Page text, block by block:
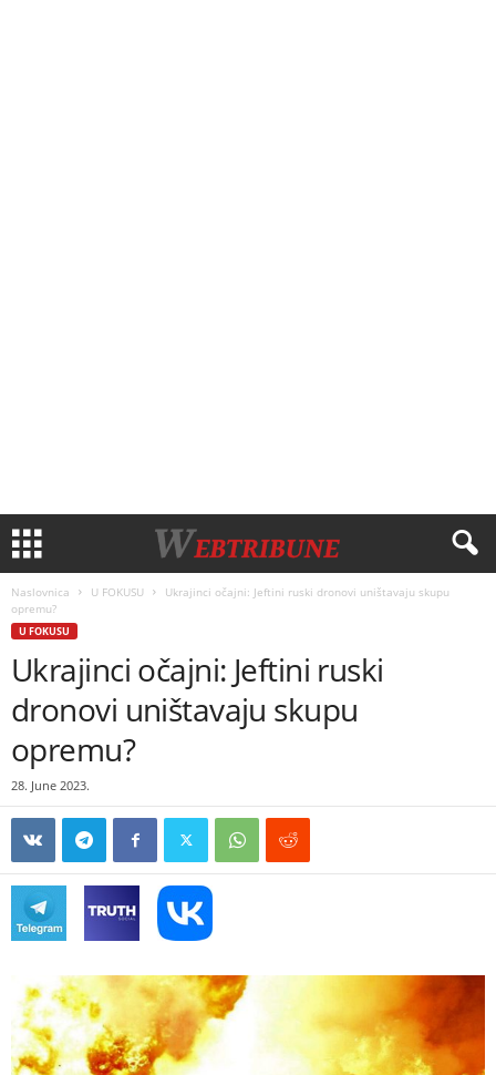
Naslovnica U FOKUSU
Ukrajinci očajni: Jeftini ruski dronovi uništavaju skupu
opremu?
U FOKUSU
Ukrajinci očajni: Jeftini ruski
dronovi uništavaju skupu
opremu?
28. June 2023.